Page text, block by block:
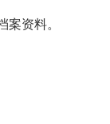
案资料。